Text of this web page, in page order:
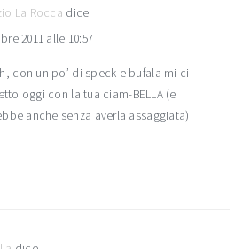
La Rocca dice
2011 alle 10:57
con un po’ di speck e bufala mi ci
oggi con la tua ciam-BELLA (e
anche senza averla assaggiata)